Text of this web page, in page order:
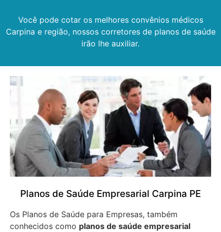
Você pode cotar os melhores convênios médicos
Carpina e região, nossos corretores de planos de saúde
irão lhe auxiliar.
Planos de Saúde Empresarial Carpina PE
Os Planos de Saúde para Empresas, também
conhecidos como planos de saúde empresarial